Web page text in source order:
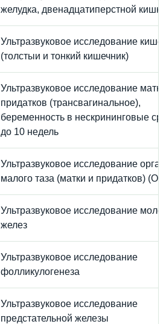
желудка, двенадцатиперстной
Ультразвуковое исследование
(толстыи и тонкий кишечник)
Ультразвуковое исследование
придатков (трансвагинальное),
беременность в нескрининговые
до 10 недель
Ультразвуковое исследование
малого таза (матки и придатков)
Ультразвуковое исследование
желез
Ультразвуковое исследование
фолликулогенеза
Ультразвуковое исследование
предстательной железы